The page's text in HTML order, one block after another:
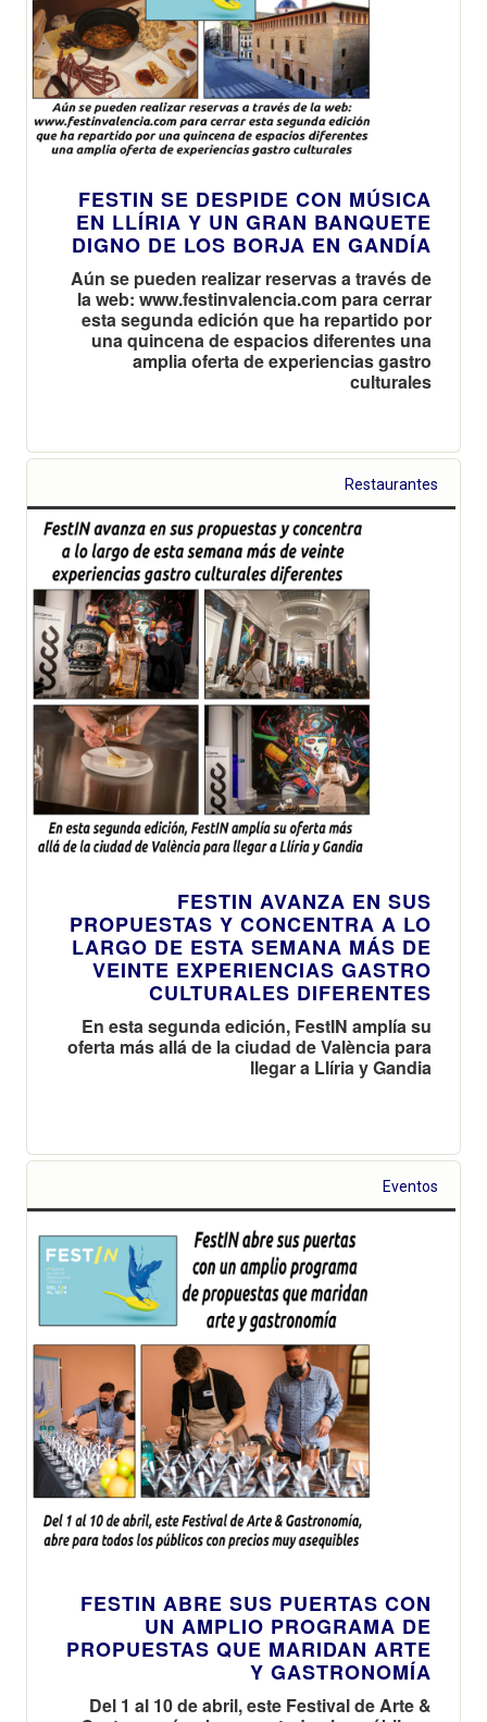
FESTIN SE DESPIDE CON MÚSICA
EN LLÍRIA Y UN GRAN BANQUETE
DIGNO DE LOS BORJA EN GANDÍA
Aún se pueden realizar reservas a través de
la web: www.festinvalencia.com para cerrar
esta segunda edición que ha repartido por
una quincena de espacios diferentes una
amplia oferta de experiencias gastro
culturales
Restaurantes
FESTIN AVANZA EN SUS
PROPUESTAS Y CONCENTRA A LO
LARGO DE ESTA SEMANA MÁS DE
VEINTE EXPERIENCIAS GASTRO
CULTURALES DIFERENTES
En esta segunda edición, FestIN amplía su
oferta más allá de la ciudad de València para
llegar a Llíria y Gandia
Eventos
FESTIN ABRE SUS PUERTAS CON
UN AMPLIO PROGRAMA DE
PROPUESTAS QUE MARIDAN ARTE
Y GASTRONOMÍA
Del 1 al 10 de abril, este Festival de Arte &